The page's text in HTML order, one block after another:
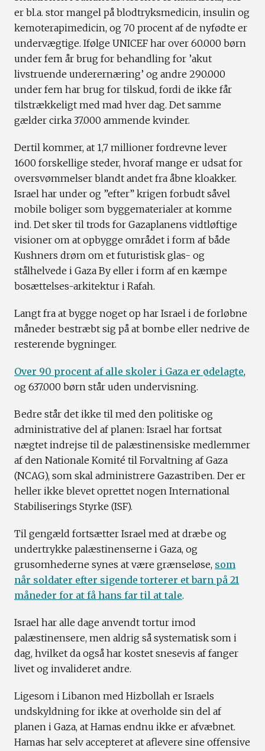
er bl.a. stor mangel på blodtryksmedicin, insulin og
kemoterapimedicin, og 70 procent af de nyfødte er
undervægtige. Ifølge UNICEF har over 60.000 børn
under fem år brug for behandling for ’akut
livstruende underernæring’ og andre 290.000
under fem har brug for tilskud, fordi de ikke får
tilstrækkeligt med mad hver dag. Det samme
gælder cirka 37.000 ammende kvinder.
Dertil kommer, at 1,7 millioner fordrevne lever
1600 forskellige steder, hvoraf mange er udsat for
oversvømmelser blandt andet fra åbne kloakker.
Israel har under og ”efter” krigen forbudt såvel
mobile boliger som byggematerialer at komme
ind. Det sker til trods for Gazaplanens vidtløftige
visioner om at opbygge området i form af både
Kushners drøm om et futuristisk glas- og
stålhelvede i Gaza By eller i form af en kæmpe
bosættelses-arkitektur i Rafah.
Langt fra at bygge noget op har Israel i de forløbne
måneder bestræbt sig på at bombe eller nedrive de
resterende bygninger.
Over 90 procent af alle skoler i Gaza er ødelagte,
og 637.000 børn står uden undervisning.
Bedre står det ikke til med den politiske og
administrative del af planen: Israel har fortsat
nægtet indrejse til de palæstinensiske medlemmer
af den Nationale Komité til Forvaltning af Gaza
(NCAG), som skal administrere Gazastriben. Der er
heller ikke blevet oprettet nogen International
Stabiliserings Styrke (ISF).
Til gengæld fortsætter Israel med at dræbe og
undertrykke palæstinenserne i Gaza, og
grusomhederne synes at være grænseløse, som
når soldater efter sigende torterer et barn på 21
måneder for at få hans far til at tale.
Israel har alle dage anvendt tortur imod
palæstinensere, men aldrig så systematisk som i
dag, hvilket da også har kostet snesevis af fanger
livet og invalideret andre.
Ligesom i Libanon med Hizbollah er Israels
undskyldning for ikke at overholde sin del af
planen i Gaza, at Hamas endnu ikke er afvæbnet.
Hamas har selv accepteret at aflevere sine offensive